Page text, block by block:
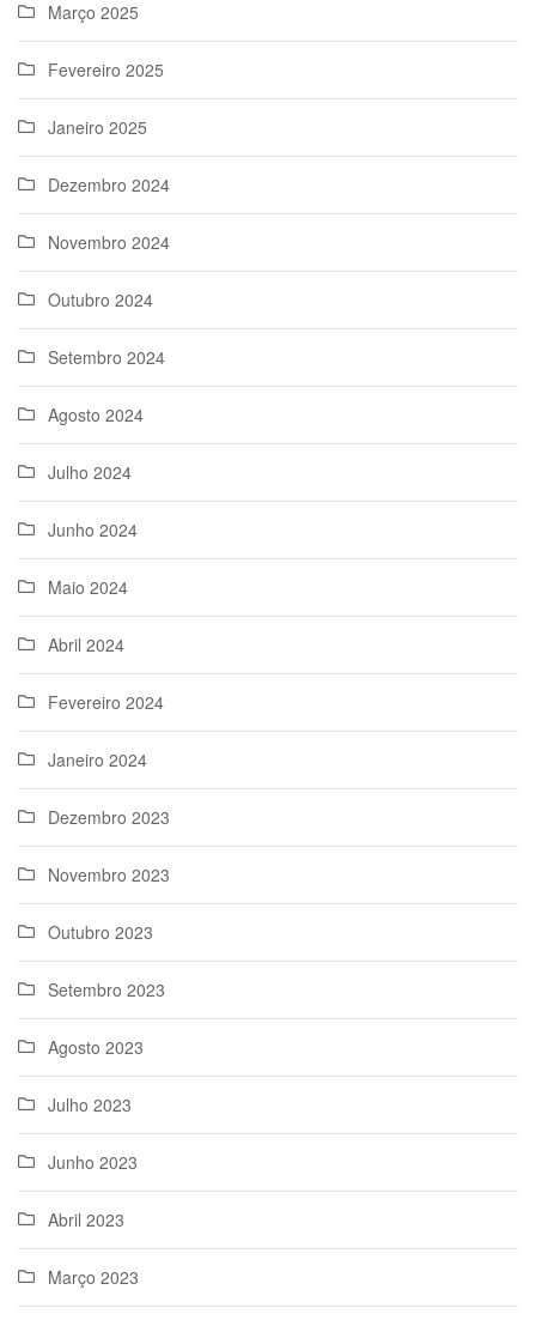
Março 2025
Fevereiro 2025
Janeiro 2025
Dezembro 2024
Novembro 2024
Outubro 2024
Setembro 2024
Agosto 2024
Julho 2024
Junho 2024
Maio 2024
Abril 2024
Fevereiro 2024
Janeiro 2024
Dezembro 2023
Novembro 2023
Outubro 2023
Setembro 2023
Agosto 2023
Julho 2023
Junho 2023
Abril 2023
Março 2023